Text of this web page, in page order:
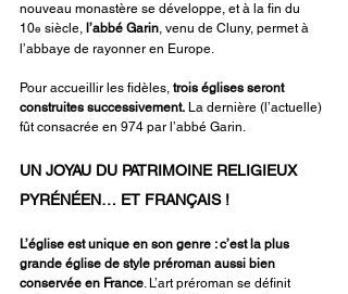
nouveau monastère se développe, et à la fin du
10e siècle, l’abbé Garin, venu de Cluny, permet à
l’abbaye de rayonner en Europe.
Pour accueillir les fidèles, trois églises seront
construites successivement. La dernière (l’actuelle)
fût consacrée en 974 par l’abbé Garin.
UN JOYAU DU PATRIMOINE RELIGIEUX
PYRÉNÉEN… ET FRANÇAIS !
L’église est unique en son genre : c’est la plus
grande église de style préroman aussi bien
conservée en France. L’art préroman se définit